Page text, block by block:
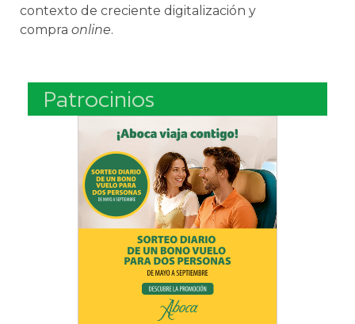
contexto de creciente digitalización y
compra online.
Patrocinios